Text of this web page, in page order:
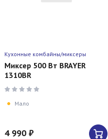
Кухонные комбайны/миксеры
Миксер 500 Вт BRAYER
1310BR
Мало
4 990 ₽